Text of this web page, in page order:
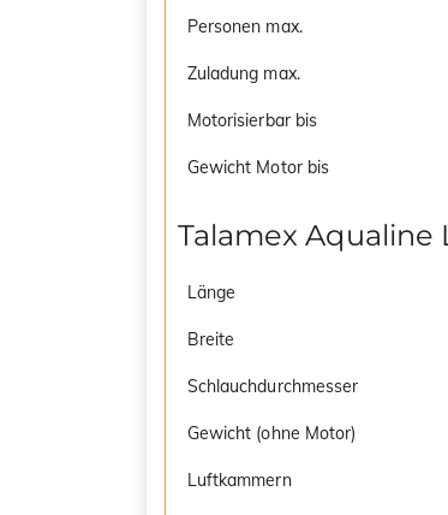
Personen max.
Zuladung max.
Motorisierbar bis
Gewicht Motor bis
Talamex Aqualine
Länge
Breite
Schlauchdurchmesser
Gewicht (ohne Motor)
Luftkammern